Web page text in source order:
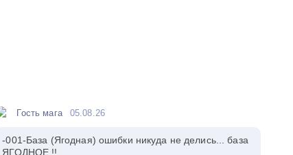
Гость мага 05.08.26
-001-База (Ягодная) ошибки никуда не делись... база
ЯГОДНОЕ !!